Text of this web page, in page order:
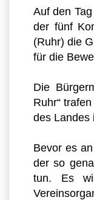
Auf den
der fünf
(Ruhr) die
für die
Die
Ruhr“
des Landes
Bevor es
der so
tun. Es